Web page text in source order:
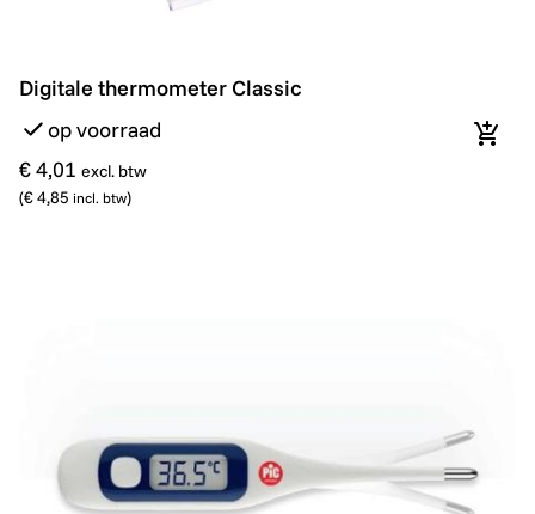
Digitale thermometer Classic
Digitale thermometer Classic
op voorraad
€ 4,01 excl. btw
(€ 4,85 incl. btw)
In